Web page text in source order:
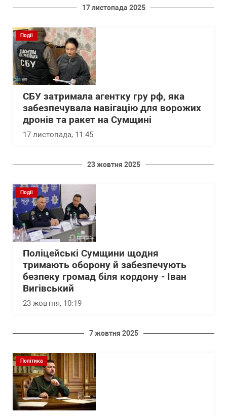
17 листопада 2025
Події
СБУ затримала агентку гру рф, яка
забезпечувала навігацію для ворожих
дронів та ракет на Сумщині
17 листопада, 11:45
23 жовтня 2025
Події
Поліцейські Сумщини щодня
тримають оборону й забезпечують
безпеку громад біля кордону - Іван
Вигівський
23 жовтня, 10:19
7 жовтня 2025
Політика